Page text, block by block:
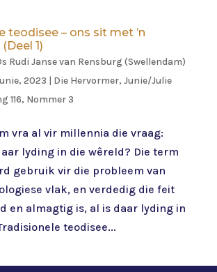
teodisee – ons sit met ’n
1)
Rudi Janse van Rensburg (Swellendam)
2023 | Die Hervormer, Junie/Julie
116, Nommer 3
vra al vir millennia die vraag:
lyding in die wêreld? Die term
gebruik vir die probleem van
vlak, en verdedig die feit
en almagtig is, al is daar lyding in
teodisee...